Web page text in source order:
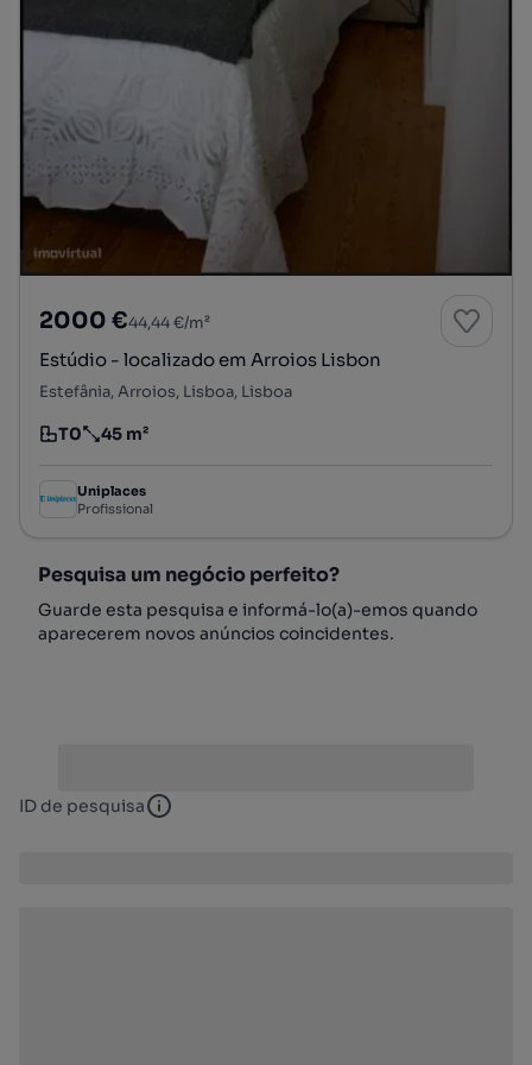
2000 €44,44 €/m²
Estúdio - localizado em Arroios Lisbon
Estefânia, Arroios, Lisboa, Lisboa
Tipologia
T0
Preço por metro quadrado
45 m²
Uniplaces
Profissional
Pesquisa um negócio perfeito?
Guarde esta pesquisa e informá-lo(a)-emos quando
aparecerem novos anúncios coincidentes.
ID de pesquisa ID de pesquisa